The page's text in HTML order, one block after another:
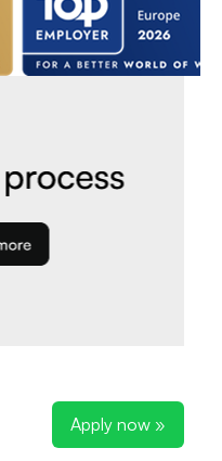
Apply now »